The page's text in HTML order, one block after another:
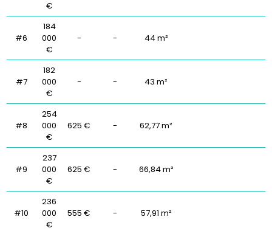
€
#6
184
000
€
- - 44 m²
#7
182
000
€
- - 43 m²
#8
254
000
€
625 € - 62,77 m²
#9
237
000
€
625 € - 66,84 m²
#10
236
000
€
555 € - 57,91 m²